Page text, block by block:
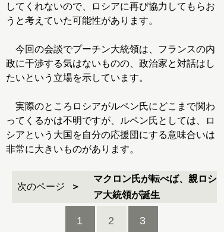
してくれないので、ロシアに再び協力してもらお
うと考えていた可能性があります。
今回の会談でプーチン大統領は、フランスの内
政に干渉する気はないものの、政治家と対話はし
たいという立場を示しています。
実際のところロシアがルペン氏にどこまで関わ
ってくるかは不明ですが、ルペン氏としては、ロ
シアという大国を自分の応援団にする意味合いは
非常に大きいものがあります。
次のページ
マクロン氏が転べば、親ロシ
ア大統領が誕生
1 2 3